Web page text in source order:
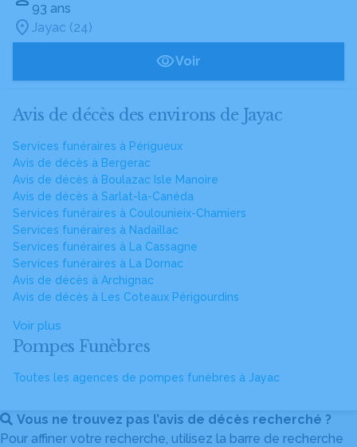
93 ans
Jayac (24)
Voir
Avis de décès des environs de Jayac
Services funéraires à Périgueux
Avis de décès à Bergerac
Avis de décès à Boulazac Isle Manoire
Avis de décès à Sarlat-la-Canéda
Services funéraires à Coulounieix-Chamiers
Services funéraires à Nadaillac
Services funéraires à La Cassagne
Services funéraires à La Dornac
Avis de décès à Archignac
Avis de décès à Les Coteaux Périgourdins
Voir plus
Pompes Funèbres
Toutes les agences de pompes funèbres à Jayac
Vous ne trouvez pas l’avis de décès recherché ?
Pour affiner votre recherche, utilisez la barre de recherche